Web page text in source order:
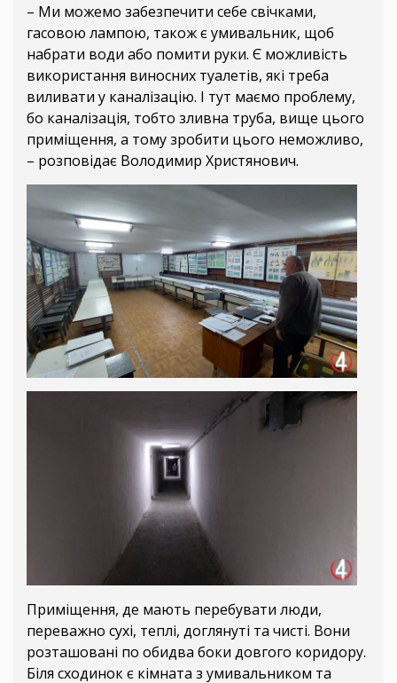
– Ми можемо забезпечити себе свічками,
гасовою лампою, також є умивальник, щоб
набрати води або помити руки. Є можливість
використання виносних туалетів, які треба
виливати у каналізацію. І тут маємо проблему,
бо каналізація, тобто зливна труба, вище цього
приміщення, а тому зробити цього неможливо,
– розповідає Володимир Христянович.
Приміщення, де мають перебувати люди,
переважно сухі, теплі, доглянуті та чисті. Вони
розташовані по обидва боки довгого коридору.
Біля сходинок є кімната з умивальником та